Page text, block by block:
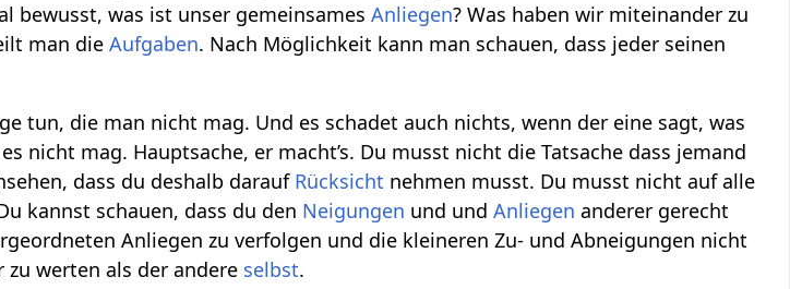
bewusst, was ist unser gemeinsamesAnliegen? Was haben wir miteinander zu
man dieAufgaben. Nach Möglichkeit kann man schauen, dass jeder seinen
tun, die man nicht mag. Und es schadet auch nichts, wenn der eine sagt, was
nicht mag. Hauptsache, er macht’s. Du musst nicht die Tatsache dass jemand
dass du deshalb darauf Rücksicht nehmen musst. Du musst nicht auf alle
kannst schauen, dass du den Neigungen und undAnliegen anderer gerecht
Anliegen zu verfolgen und die kleineren Zu- und Abneigungen nicht
werten als der andere selbst.